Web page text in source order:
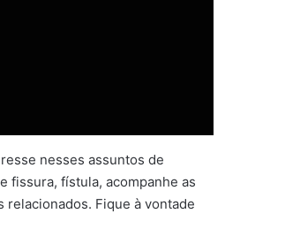
nesses assuntos de
fissura, fístula, acompanhe as
relacionados. Fique à vontade